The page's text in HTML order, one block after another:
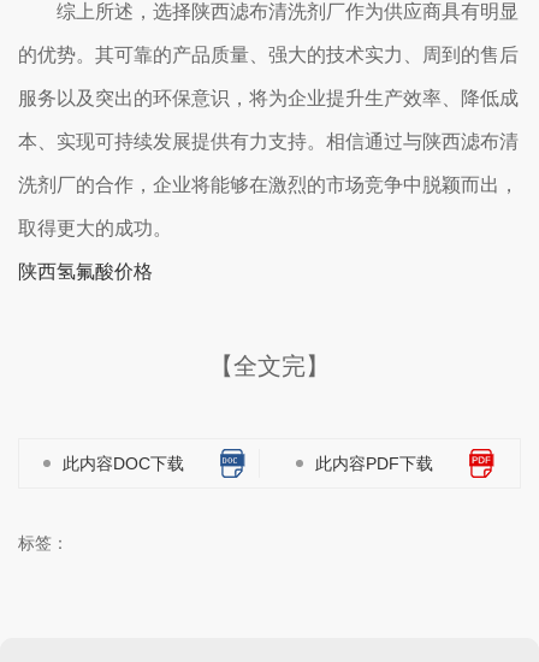
综上所述，选择陕西滤布清洗剂厂作为供应商具有明显
的优势。其可靠的产品质量、强大的技术实力、周到的售后
服务以及突出的环保意识，将为企业提升生产效率、降低成
本、实现可持续发展提供有力支持。相信通过与陕西滤布清
洗剂厂的合作，企业将能够在激烈的市场竞争中脱颖而出，
取得更大的成功。
陕西氢氟酸价格
【全文完】
此内容DOC下载 此内容PDF下载
标签：